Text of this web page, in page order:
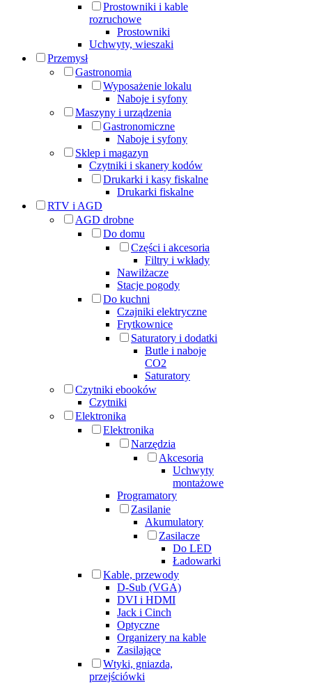
Prostowniki i kable
rozruchowe
Prostowniki
Uchwyty, wieszaki
Przemysł
Gastronomia
Wyposażenie lokalu
Naboje i syfony
Maszyny i urządzenia
Gastronomiczne
Naboje i syfony
Sklep i magazyn
Czytniki i skanery kodów
Drukarki i kasy fiskalne
Drukarki fiskalne
RTV i AGD
AGD drobne
Do domu
Części i akcesoria
Filtry i wkłady
Nawilżacze
Stacje pogody
Do kuchni
Czajniki elektryczne
Frytkownice
Saturatory i dodatki
Butle i naboje
CO2
Saturatory
Czytniki ebooków
Czytniki
Elektronika
Elektronika
Narzędzia
Akcesoria
Uchwyty
montażowe
Programatory
Zasilanie
Akumulatory
Zasilacze
Do LED
Ładowarki
Kable, przewody
D-Sub (VGA)
DVI i HDMI
Jack i Cinch
Optyczne
Organizery na kable
Zasilające
Wtyki, gniazda,
przejściówki